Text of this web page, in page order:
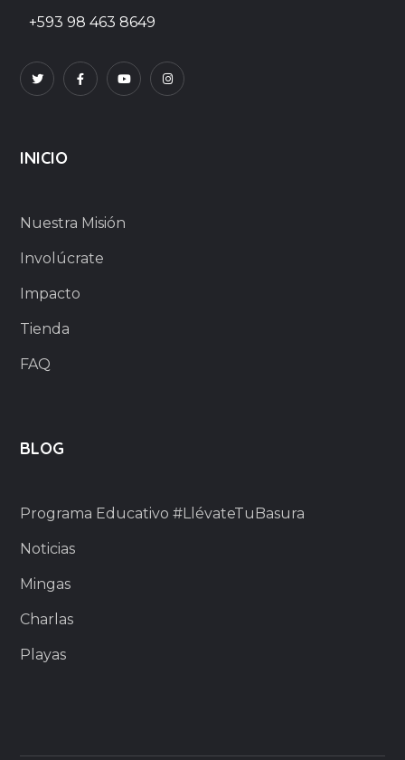
+593 98 463 8649
INICIO
Nuestra Misión
Involúcrate
Impacto
Tienda
FAQ
BLOG
Programa Educativo #LlévateTuBasura
Noticias
Mingas
Charlas
Playas